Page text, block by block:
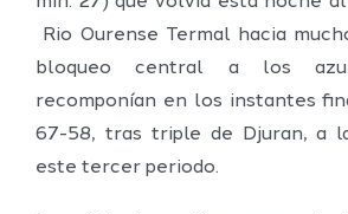
Rio Ourense Termal hacia
bloqueo central a los
recomponían en los instantes
67-58, tras triple de Djuran, a
este tercer periodo.